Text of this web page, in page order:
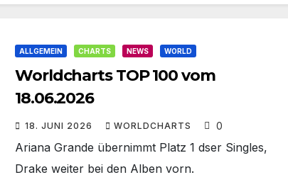
ALLGEMEIN CHARTS NEWS WORLD
Worldcharts TOP 100 vom
18.06.2026
18. JUNI 2026 WORLDCHARTS 0
Ariana Grande übernimmt Platz 1 dser Singles,
Drake weiter bei den Alben vorn.